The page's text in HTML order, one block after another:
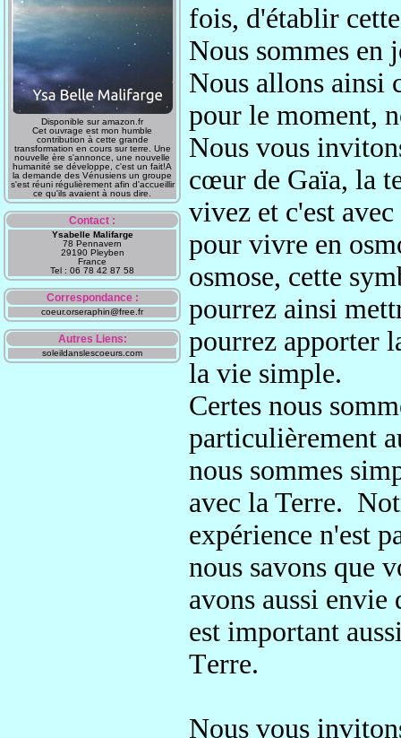
Disponible sur amazon.fr
Cet ouvrage est mon humble
contribution à cette grande
transformation en cours sur terre. Une
nouvelle ère s'annonce, une nouvelle
humanité se développe, c'est un fait!A
la demande des Vénusiens un groupe
s'est réuni régulièrement afin d'accueillir
ce qu'ils avaient à nous dire.
Contact :
Ysabelle Malifarge
78 Pennavern
29190 Pleyben
France
Tel : 06 78 42 87 58
Correspondance :
coeur.orseraphin@free.fr
Autres Liens:
soleildanslescoeurs.com
fois, d'établir
Nous sommes en
Nous allons ainsi
pour le moment,
Nous vous
cœur de Gaïa, la
vivez et c'est
pour vivre en
osmose, cette
pourrez ainsi
pourrez apporter
la vie simple.
Certes nous
particulièrement
nous sommes
avec la Terre.
expérience n'est
nous savons que
avons aussi
est important
Terre.
Nous vous